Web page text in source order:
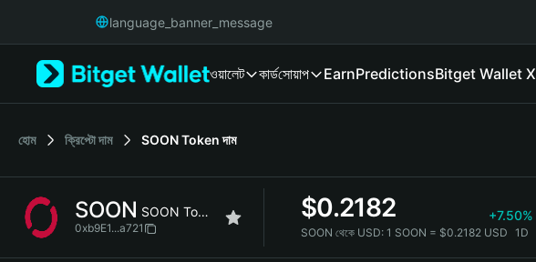
Русский
Italiano
简体中文
繁體中文
language_banner_message
ওয়ালেট কার্ডসোয়াপ EarnPredictionsBitget Wallet X
হোম ক্রিপ্টো দাম SOON Token দাম
SOON SOON Token
0xb9E1...a721
$0.2182 +7.50%
SOON থেকে USD: 1 SOON = $0.2182 USD 1D